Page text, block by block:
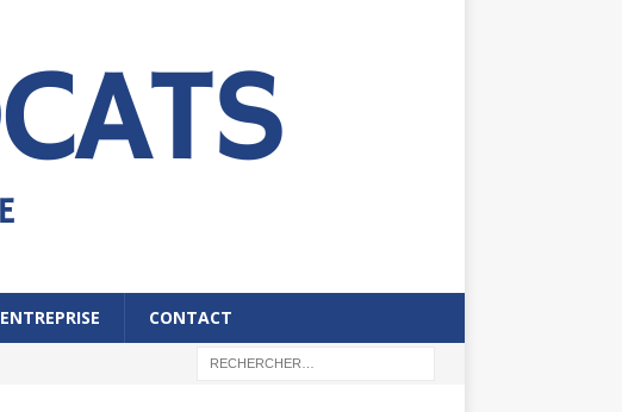
ENTREPRISE CONTACT